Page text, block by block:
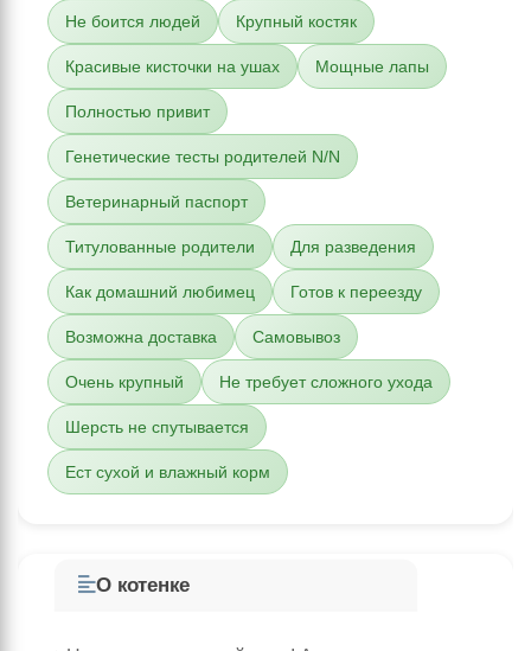
Не боится людей Крупный костяк
Красивые кисточки на ушах Мощные лапы
Полностью привит
Генетические тесты родителей N/N
Ветеринарный паспорт
Титулованные родители Для разведения
Как домашний любимец Готов к переезду
Возможна доставка Самовывоз
Очень крупный Не требует сложного ухода
Шерсть не спутывается
Ест сухой и влажный корм
О котенке